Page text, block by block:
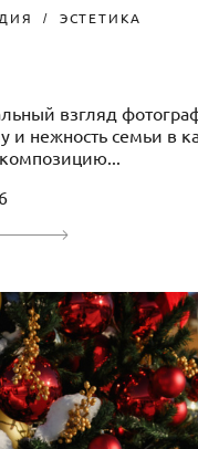
ЭСТЕТИКА
взгляд
и нежность семьи в